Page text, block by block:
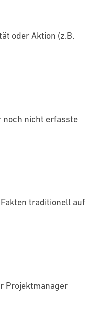
oder Aktion (z.B.
noch nicht erfasste
traditionell auf
Projektmanager